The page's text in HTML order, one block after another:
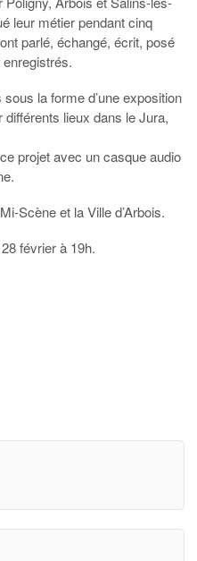
leur métier pendant cinq
parlé, échangé, écrit, posé
enregistrés.
la forme d’une exposition
lieux dans le Jura,
projet avec un casque audio
Scène et la Ville d’Arbois.
février à 19h.